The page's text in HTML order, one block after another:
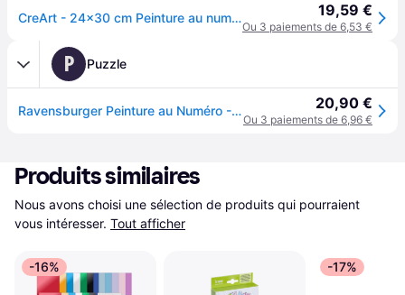
CreArt - 24x30 cm Peinture au numero Lisbon 19,59 €
Ou 3 paiements de 6,53 €
P Puzzle
Ravensburger Peinture au Numéro - CréArt - Lisbon 20,90 €
Ou 3 paiements de 6,96 €
Produits similaires
Nous avons choisi une sélection de produits qui pourraient
vous intéresser. Tout afficher
-16% -17%